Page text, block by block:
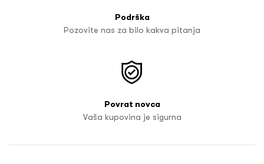
Podrška
Pozovite nas za bilo kakva pitanja
Povrat novca
Vaša kupovina je sigurna